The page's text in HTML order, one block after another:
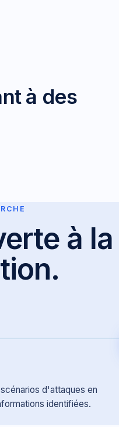
à des
à la
d'attaques en
identifiées.